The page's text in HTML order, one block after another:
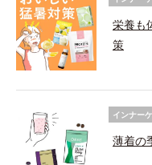
栄養も
策
インナー
薄着の